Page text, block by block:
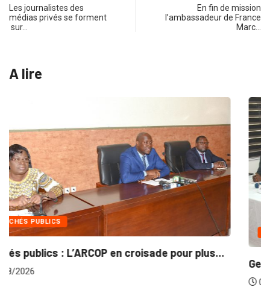
Les journalistes des
médias privés se forment
sur…
En fin de mission
l’ambassadeur de France
Marc…
A lire
Gestion concertée et durable du Bassin du...